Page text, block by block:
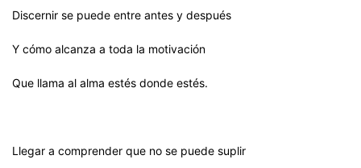
Discernir se puede entre antes y después
Y cómo alcanza a toda la motivación
Que llama al alma estés donde estés.
Llegar a comprender que no se puede suplir